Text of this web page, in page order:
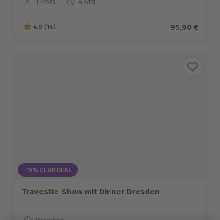
Anzahl der Teilnehmer
1 Pers. 4 Std
4.9 von 5 Sternen basierend auf 18 Bewertungen
4.9 (18) Aktueller
95,90 €
-15% CLUB DEAL
Travestie-Show mit Dinner Dresden